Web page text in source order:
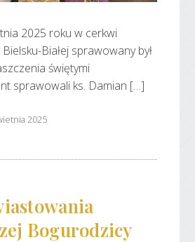
2025 roku w cerkwi
Białej sprawowany był
świętymi
sprawowali ks. Damian […]
2025
Bogurodzicy